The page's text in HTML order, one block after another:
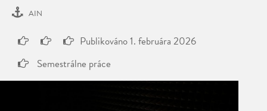
AIN
Publikováno1. februára 2026
Semestrálne práce